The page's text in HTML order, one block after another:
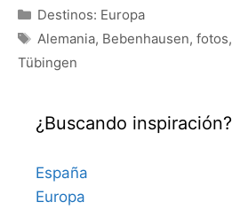
Categorías
Destinos: Europa
Etiquetas
Alemania, Bebenhausen, fotos,
Tübingen
¿Buscando inspiración?
España
Europa